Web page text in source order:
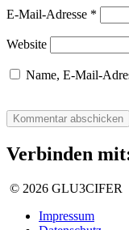
E-Mail-Adresse *
Website
Name, E-Mail-
Verbinden
© 2026 GLU3CIFER
Impressum